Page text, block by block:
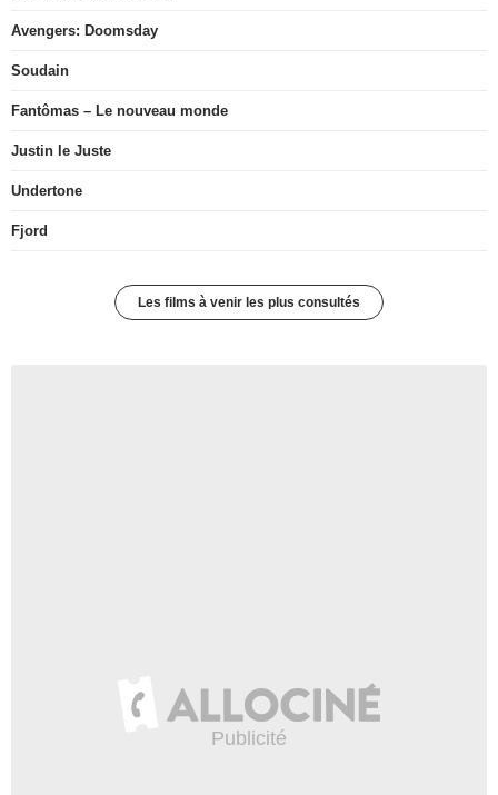
Avengers: Doomsday
Soudain
Fantômas – Le nouveau monde
Justin le Juste
Undertone
Fjord
Les films à venir les plus consultés